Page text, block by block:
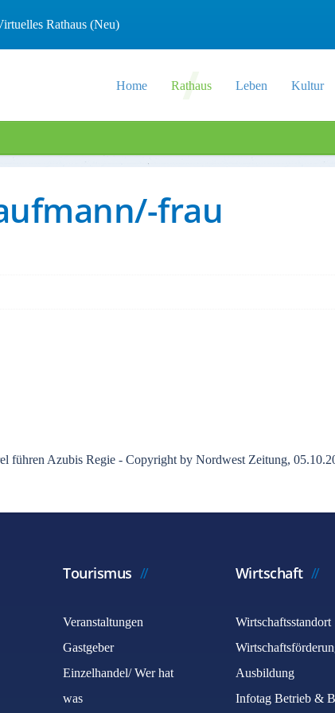
Rathaus (Neu)
Home Rathaus Leben Kultur
frau
führen Azubis Regie - Copyright by Nordwest Zeitung,
Tourismus
Veranstaltungen
Gastgeber
Einzelhandel/ Wer hat
was
Wirtschaft
Wirtschaftsstandort
Ausbildung
Infotag Betrieb &